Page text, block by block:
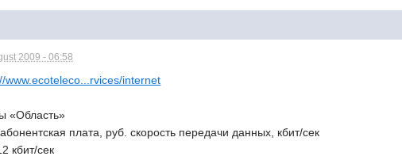
2009 - 06:58
www.ecoteleco...rvices/internet
«Область»
плата, руб. скорость передачи данных, кбит/сек
кбит/сек